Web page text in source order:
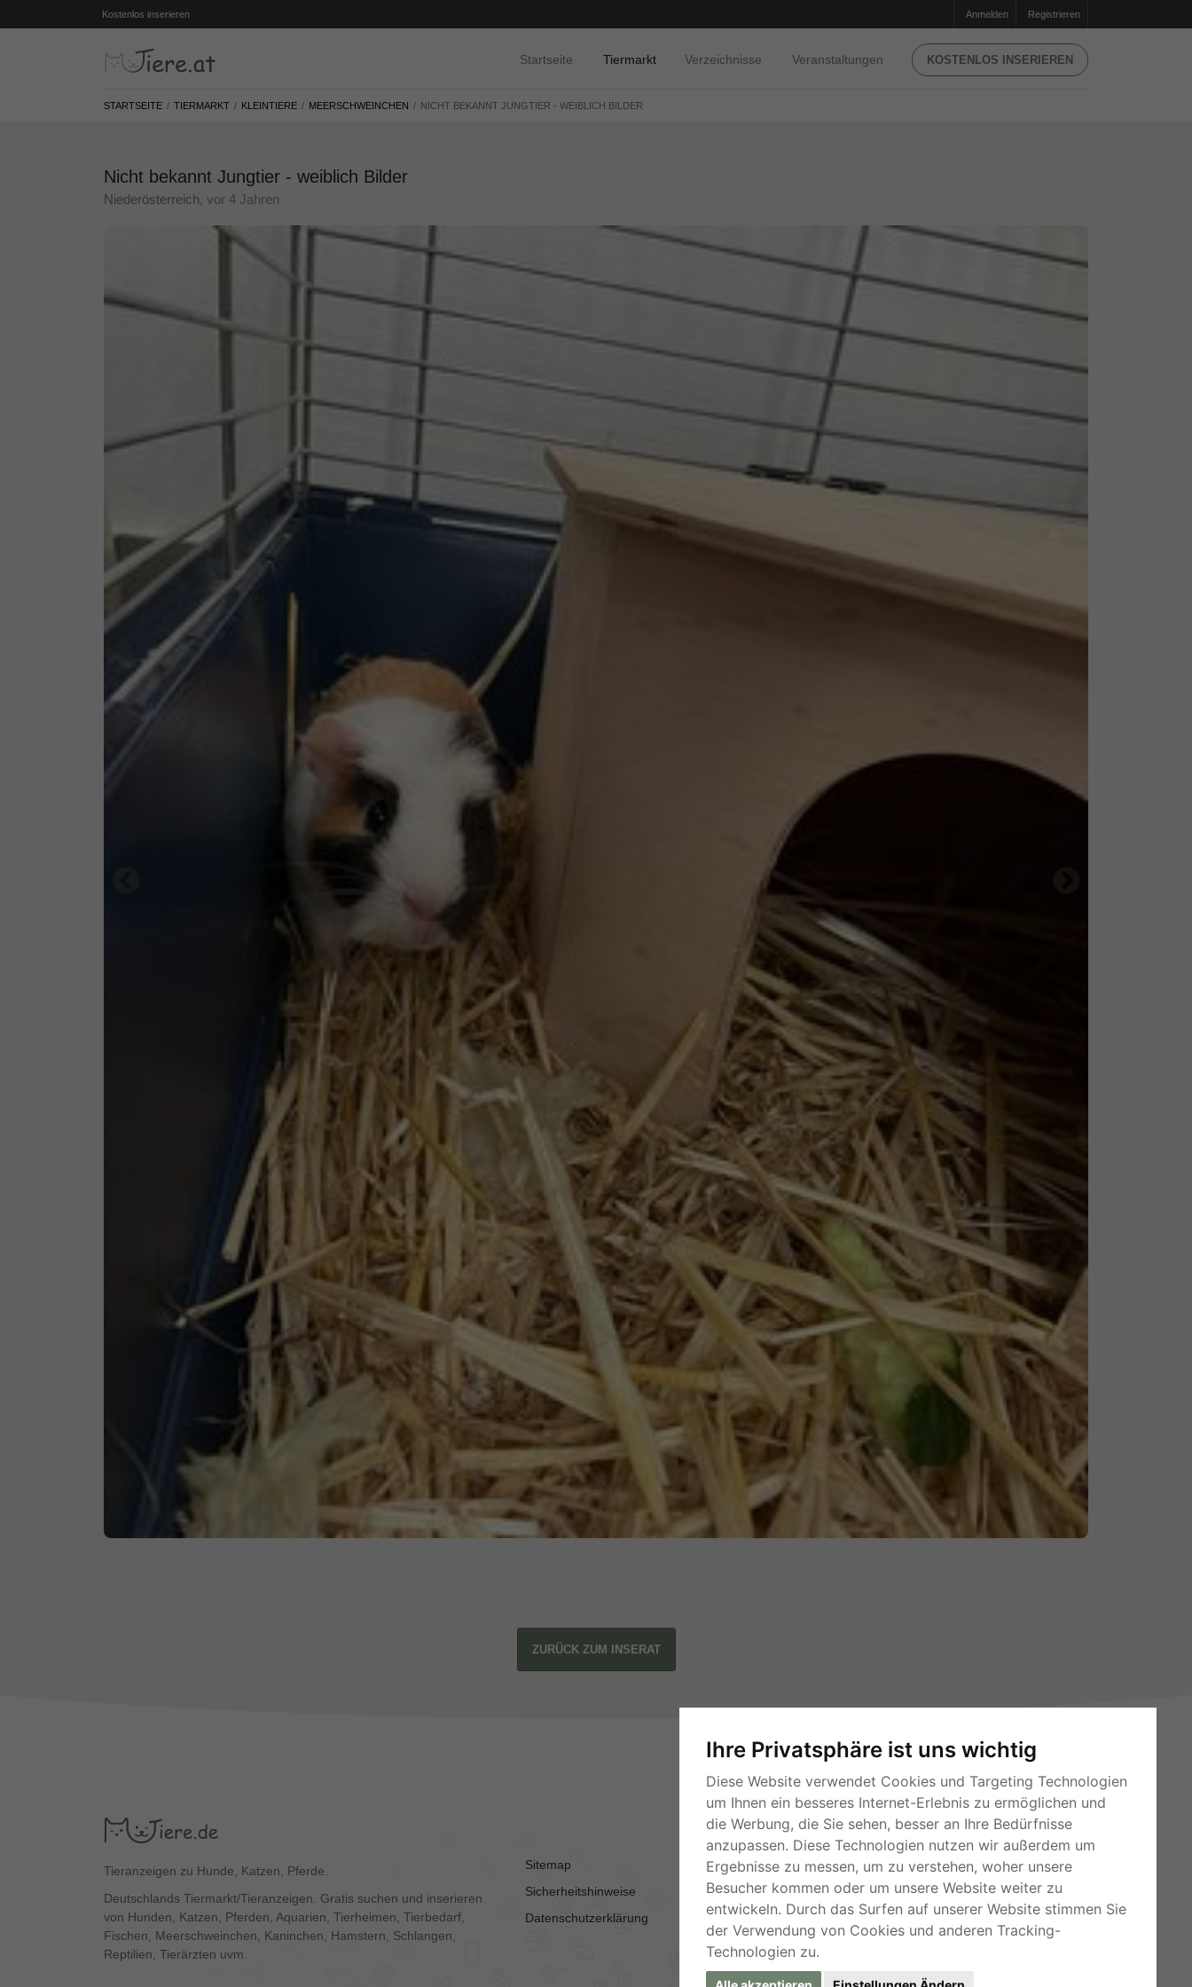
Ihre Privatsphäre ist uns wichtig
Diese Website verwendet Cookies und Targeting Technologien
um Ihnen ein besseres Internet-Erlebnis zu ermöglichen und
die Werbung, die Sie sehen, besser an Ihre Bedürfnisse
anzupassen. Diese Technologien nutzen wir außerdem um
Ergebnisse zu messen, um zu verstehen, woher unsere
Besucher kommen oder um unsere Website weiter zu
entwickeln. Durch das Surfen auf unserer Website stimmen Sie
der Verwendung von Cookies und anderen Tracking-
Technologien zu.
Kostenlos inserieren Anmelden Registrieren
Startseite Tiermarkt Verzeichnisse Veranstaltungen KOSTENLOS INSERIEREN
STARTSEITE TIERMARKT KLEINTIERE MEERSCHWEINCHEN NICHT BEKANNT JUNGTIER - WEIBLICH BILDER
Nicht bekannt Jungtier - weiblich Bilder
Niederösterreich, vor 4 Jahren
ZURÜCK ZUM INSERAT
Tieranzeigen zu Hunde, Katzen, Pferde.
Deutschlands Tiermarkt/Tieranzeigen. Gratis suchen und inserieren
von Hunden, Katzen, Pferden, Aquarien, Tierheimen, Tierbedarf,
Fischen, Meerschweinchen, Kaninchen, Hamstern, Schlangen,
Reptilien, Tierärzten uvm.
Sitemap
Sicherheitshinweise
Datenschutzerklärung
AGB
Kontakt
Impressum
RSS-Feeds
Für Webmaster
Kleinanzeigen-Österreich